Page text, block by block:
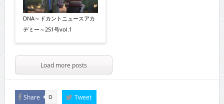
DNA～ドカントニュースアカ
デミー～251号vol.1
Load more posts
Share 0 Tweet